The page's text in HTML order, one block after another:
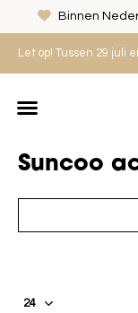
Binnen
Suncoo